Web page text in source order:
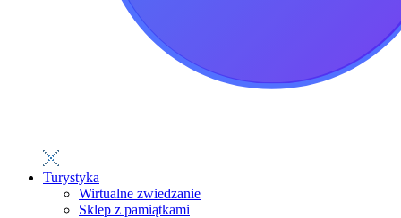
Turystyka
Wirtualne zwiedzanie
Sklep z pamiątkami